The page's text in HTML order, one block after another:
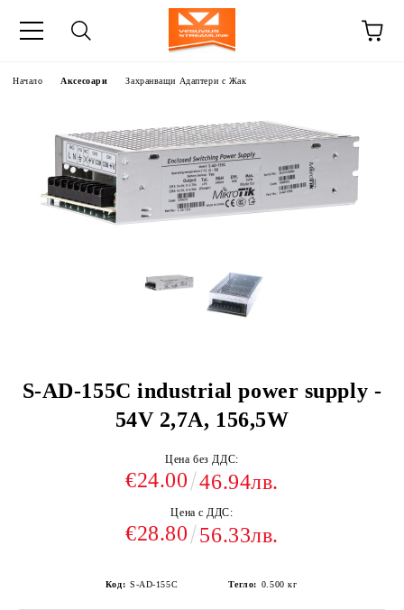
Начало Аксесоари Захранващи Адаптери с Жак
S-AD-155C industrial power supply -
54V 2,7A, 156,5W
Цена без ДДС:
€24.00 46.94лв.
Цена с ДДС:
€28.80 56.33лв.
Код: S-AD-155C Тегло: 0.500 кг